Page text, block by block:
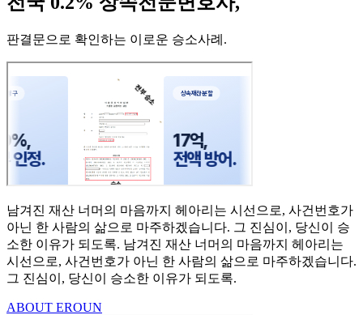
판결문으로 확인하는 이로운 승소사례 .
남겨진 재산 너머의 마음까지 헤아리는 시선으로, 사건번호가
아닌 한 사람의 삶으로 마주하겠습니다. 그 진심이, 당신이 승
소한 이유가 되도록. 남겨진 재산 너머의 마음까지 헤아리는
시선으로, 사건번호가 아닌 한 사람의 삶으로 마주하겠습니다.
그 진심이, 당신이 승소한 이유가 되도록.
ABOUT EROUN